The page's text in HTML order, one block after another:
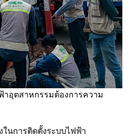
อุตสาหกรรมต้องการความ
นการติดตั้งระบบไฟฟ้า